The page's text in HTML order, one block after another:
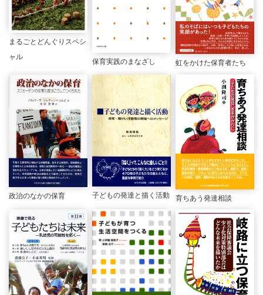
まるごとどんぐりスペシ
ャル
保育実践のまなざし 虹をかけた保育者たち
政治のなかの保育 子どもの発達と描く活動 育ちあう発達相談